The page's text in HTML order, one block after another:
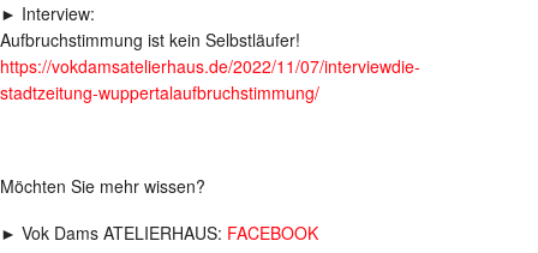
► Interview:
Aufbruchstimmung ist kein Selbstläufer!
https://vokdamsatelierhaus.de/2022/11/07/interviewdie-
stadtzeitung-wuppertalaufbruchstimmung/
Möchten Sie mehr wissen?
► Vok Dams ATELIERHAUS: FACEBOOK